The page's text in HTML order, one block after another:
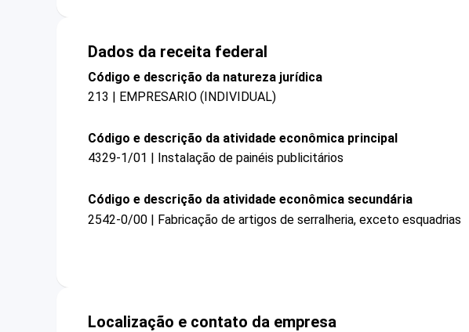
Dados da receita federal
Código e descrição da natureza jurídica
213 | EMPRESARIO (INDIVIDUAL)
Código e descrição da atividade econômica principal
4329-1/01 | Instalação de painéis publicitários
Código e descrição da atividade econômica secundária
2542-0/00 | Fabricação de artigos de serralheria, exceto esquadrias
Localização e contato da empresa